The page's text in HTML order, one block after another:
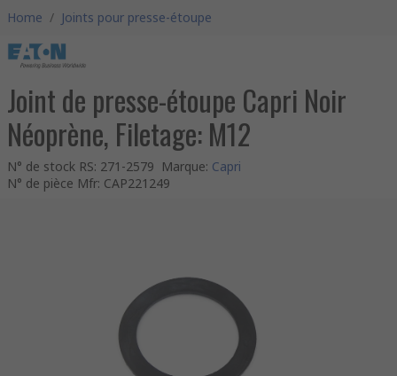
Home / Joints pour presse-étoupe
Joint de presse-étoupe Capri Noir
Néoprène, Filetage: M12
N° de stock RS: 271-2579 Marque: Capri
N° de pièce Mfr: CAP221249